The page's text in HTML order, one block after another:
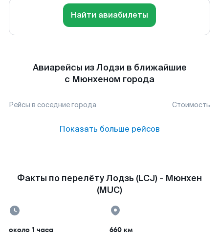
Найти авиабилеты
Авиарейсы из Лодзи в ближайшие
с Мюнхеном города
Рейсы в соседние города Стоимость
Показать больше рейсов
Факты по перелёту Лодзь (LCJ) - Мюнхен
(MUC)
около 1 часа 660 км